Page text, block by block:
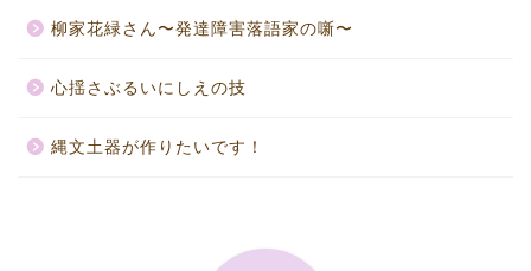
柳家花緑さん〜発達障害落語家の噺〜
心揺さぶるいにしえの技
縄文土器が作りたいです！